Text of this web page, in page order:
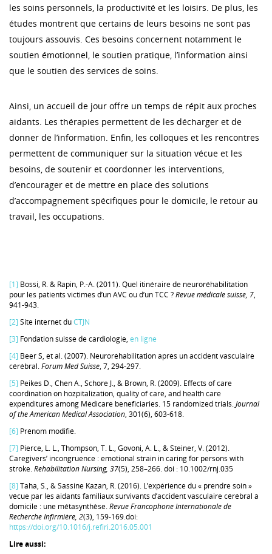
les soins personnels, la productivité et les loisirs. De plus, les
études montrent que certains de leurs besoins ne sont pas
toujours assouvis. Ces besoins concernent notamment le
soutien émotionnel, le soutien pratique, l’information ainsi
que le soutien des services de soins.
Ainsi, un accueil de jour offre un temps de répit aux proches
aidants. Les thérapies permettent de les décharger et de
donner de l’information. Enfin, les colloques et les rencontres
permettent de communiquer sur la situation vécue et les
besoins, de soutenir et coordonner les interventions,
d’encourager et de mettre en place des solutions
d’accompagnement spécifiques pour le domicile, le retour au
travail, les occupations.
[1] Bossi, R. & Rapin, P.-A. (2011). Quel itinéraire de neuroréhabilitation
pour les patients victimes d’un AVC ou d’un TCC ?Revue médicale suisse, 7,
941-943.
[2] Site internet duCTJN
[3] Fondation suisse de cardiologie, en ligne
[4] Beer S, et al. (2007). Neuroréhabilitation après un accident vasculaire
cérébral.Forum Med Suisse, 7, 294-297.
[5] Peikes D., Chen A., Schore J., & Brown, R. (2009). Effects of care
coordination on hozpitalization, quality of care, and health care
expenditures among Médicare beneficiaries. 15 randomized trials.Journal
of the American Medical Association, 301(6), 603-618.
[6] Prénom modifié.
[7] Pierce, L. L., Thompson, T. L., Govoni, A. L., & Steiner, V. (2012).
Caregivers’ incongruence : emotional strain in caring for persons with
stroke.Rehabilitation Nursing, 37(5), 258–266. doi : 10.1002/rnj.035
[8] Taha, S., & Sassine Kazan, R. (2016). L’expérience du « prendre soin »
vécue par les aidants familiaux survivants d’accident vasculaire cérébral à
domicile : une métasynthèse.Revue Francophone Internationale de
Recherche Infirmière, 2(3), 159‑169.doi:
https://doi.org/10.1016/j.refiri.2016.05.001
Lire aussi: